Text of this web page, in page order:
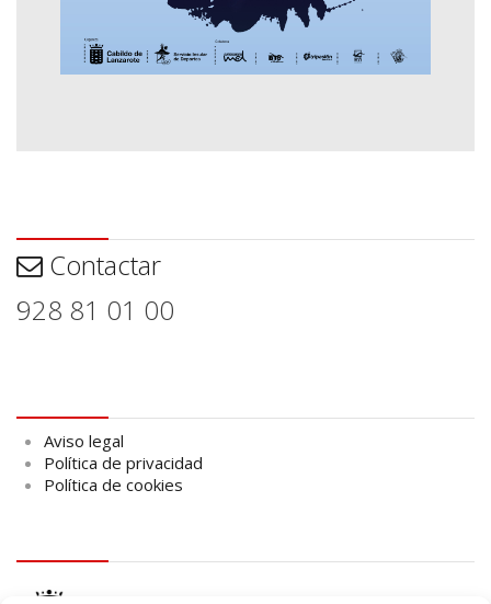
Contactar
928 81 01 00
Aviso legal
Política de privacidad
Política de cookies